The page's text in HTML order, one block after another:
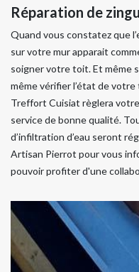
Réparation de
Quand vous constatez que
sur votre mur apparait
soigner votre toit. Et même
même vérifier l’état de
Treffort Cuisiat règlera
service de bonne qualité.
d’infiltration d’eau seront
Artisan Pierrot pour vous
pouvoir profiter d'une